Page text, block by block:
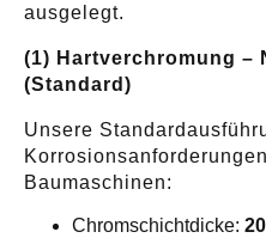
ausgelegt.
(1) Hartverchromung –
(Standard)
Unsere
Baumaschinen:
Chromschichtdicke: